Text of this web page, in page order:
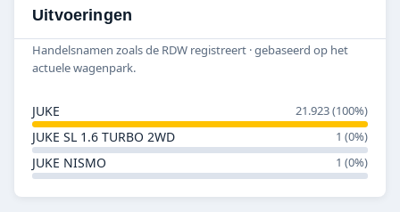
Uitvoeringen
Handelsnamen zoals de RDW registreert · gebaseerd op het
actuele wagenpark.
JUKE 21.923 (100%)
JUKE SL 1.6 TURBO 2WD 1 (0%)
JUKE NISMO 1 (0%)